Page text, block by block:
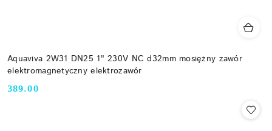
Aquaviva 2W31 DN25 1" 230V NC d32mm mosiężny zawór
elektromagnetyczny elektrozawór
Cena:
389.00